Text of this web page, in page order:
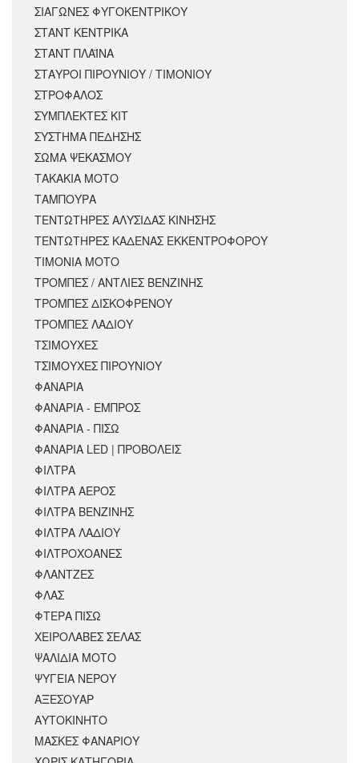
ΣΙΑΓΩΝΕΣ ΦΥΓΟΚΕΝΤΡΙΚΟΥ
ΣΤΑΝΤ ΚΕΝΤΡΙΚΑ
ΣΤΑΝΤ ΠΛΑΪΝΑ
ΣΤΑΥΡΟΙ ΠΙΡΟΥΝΙΟΥ / ΤΙΜΟΝΙΟΥ
ΣΤΡΟΦΑΛΟΣ
ΣΥΜΠΛΕΚΤΕΣ ΚΙΤ
ΣΥΣΤΗΜΑ ΠΕΔΗΣΗΣ
ΣΩΜΑ ΨΕΚΑΣΜΟΥ
ΤΑΚΑΚΙΑ ΜΟΤΟ
ΤΑΜΠΟΥΡΑ
ΤΕΝΤΩΤΗΡΕΣ ΑΛΥΣΙΔΑΣ ΚΙΝΗΣΗΣ
ΤΕΝΤΩΤΗΡΕΣ ΚΑΔΕΝΑΣ ΕΚΚΕΝΤΡΟΦΟΡΟΥ
ΤΙΜΟΝΙΑ ΜΟΤΟ
ΤΡΟΜΠΕΣ / ΑΝΤΛΙΕΣ ΒΕΝΖΙΝΗΣ
ΤΡΟΜΠΕΣ ΔΙΣΚΟΦΡΕΝΟΥ
ΤΡΟΜΠΕΣ ΛΑΔΙΟΥ
ΤΣΙΜΟΥΧΕΣ
ΤΣΙΜΟΥΧΕΣ ΠΙΡΟΥΝΙΟΥ
ΦΑΝΑΡΙΑ
ΦΑΝΑΡΙΑ - ΕΜΠΡΟΣ
ΦΑΝΑΡΙΑ - ΠΙΣΩ
ΦΑΝΑΡΙΑ LED | ΠΡΟΒΟΛΕΙΣ
ΦΙΛΤΡΑ
ΦΙΛΤΡΑ ΑΕΡΟΣ
ΦΙΛΤΡΑ ΒΕΝΖΙΝΗΣ
ΦΙΛΤΡΑ ΛΑΔΙΟΥ
ΦΙΛΤΡΟΧΟΑΝΕΣ
ΦΛΑΝΤΖΕΣ
ΦΛΑΣ
ΦΤΕΡΑ ΠΙΣΩ
ΧΕΙΡΟΛΑΒΕΣ ΣΕΛΑΣ
ΨΑΛΙΔΙΑ ΜΟΤΟ
ΨΥΓΕΙΑ ΝΕΡΟΥ
ΑΞΕΣΟΥΆΡ
ΑΥΤΟΚΙΝΗΤΟ
ΜΑΣΚΕΣ ΦΑΝΑΡΙΟΥ